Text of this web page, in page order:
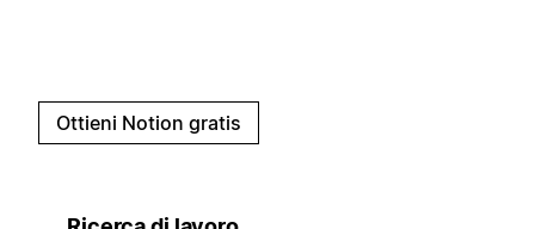
Ottieni Notion gratis